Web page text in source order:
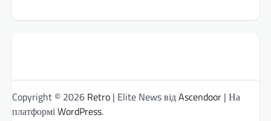
Copyright © 2026 Retro | Elite News відAscendoor | На
платформіWordPress.